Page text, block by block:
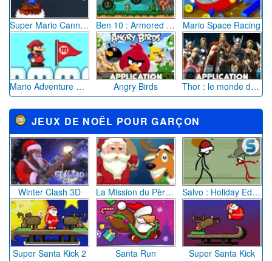
Fairy Treasure Akinator Kids Bicycle Run
Cut the Monster Bury my bones
JEUX D'HIVER
Snow Bros Snowball Siege 2 Christmas Friends
Back to Santaland 3 : Merry Christmas Santa Runner Game